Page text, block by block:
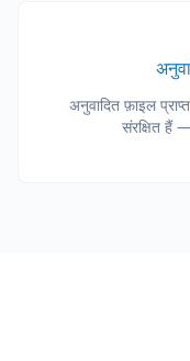
अनुवादित फ़ाइल
संरक्षित हैं —